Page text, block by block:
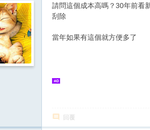
請問這個成本高嗎？30年前看
刮除
當年如果有這個就方便多了
回覆